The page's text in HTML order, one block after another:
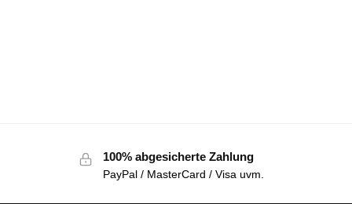
100% abgesicherte Zahlung
PayPal / MasterCard / Visa uvm.